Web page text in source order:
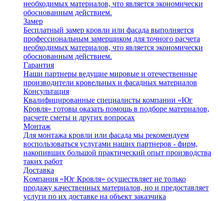
необходимых материалов, что является экономически
обоснованным действием.
Замер
Бесплатный замер кровли или фасада выполняется
профессиональным замерщиком для точного расчета
необходимых материалов, что является экономически
обоснованным действием.
Гарантия
Наши партнеры ведущие мировые и отечественные
производители кровельных и фасадных материалов
Консультация
Квалифицированные специалисты компании «Юг
Кровля» готовы оказать помощь в подборе материалов,
расчете сметы и других вопросах
Монтаж
Для монтажа кровли или фасада мы рекомендуем
воспользоваться услугами наших партнеров - фирм,
накопивших большой практический опыт производства
таких работ
Доставка
Kомпания «Юг Кровля» осуществляет не только
продажу качественных материалов, но и предоставляет
услуги по их доставке на объект заказчика